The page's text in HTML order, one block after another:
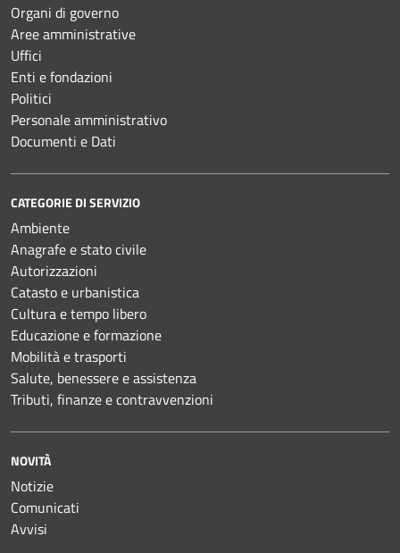
Organi di governo
Aree amministrative
Uffici
Enti e fondazioni
Politici
Personale amministrativo
Documenti e Dati
CATEGORIE DI SERVIZIO
Ambiente
Anagrafe e stato civile
Autorizzazioni
Catasto e urbanistica
Cultura e tempo libero
Educazione e formazione
Mobilità e trasporti
Salute, benessere e assistenza
Tributi, finanze e contravvenzioni
NOVITÀ
Notizie
Comunicati
Avvisi